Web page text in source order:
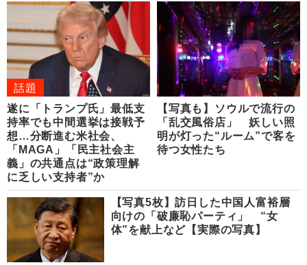
話題
遂に「トランプ氏」最低支
持率でも中間選挙は接戦予
想…分断進む米社会、
「MAGA」「民主社会主
義」の共通点は“政策理解
に乏しい支持者”か
【写真も】ソウルで流行の
「乱交風俗店」 妖しい照
明が灯った“ルーム”で客を
待つ女性たち
【写真5枚】訪日した中国人富裕層
向けの「破廉恥パーティ」 “女
体”を献上など【実際の写真】